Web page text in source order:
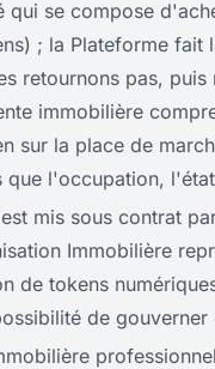
qui se compose
; la Plateforme
retournons pas,
immobilière
sur la place de
l'occupation,
mis sous contrat
Immobilière
de tokens
de